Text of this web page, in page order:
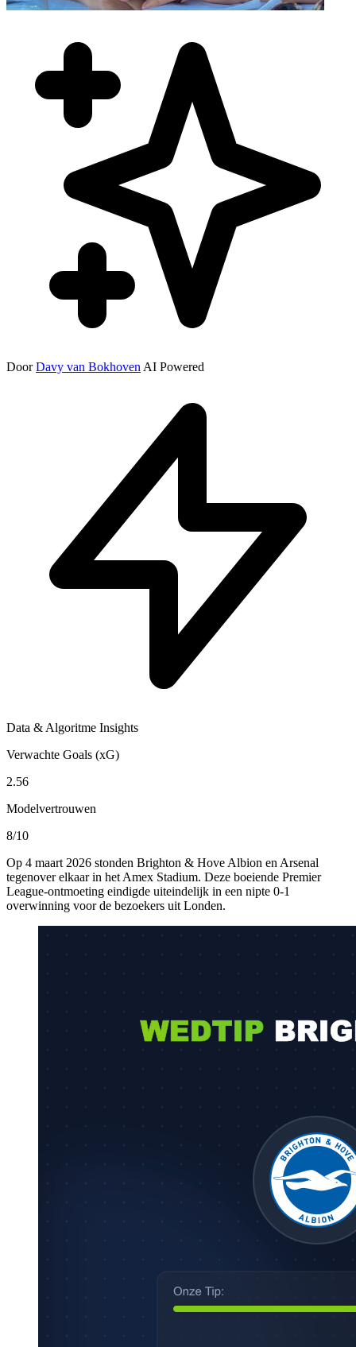
DoorDavy van Bokhoven AI Powered
Data & Algoritme Insights
Verwachte Goals (xG)
2.56
Modelvertrouwen
8/10
Op 4 maart 2026 stonden Brighton & Hove Albion en Arsenal
tegenover elkaar in het Amex Stadium. Deze boeiende Premier
League-ontmoeting eindigde uiteindelijk in een nipte 0-1
overwinning voor de bezoekers uit Londen.